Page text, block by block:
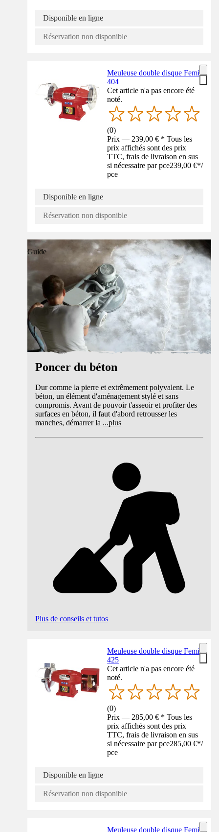
Disponible en ligne
Réservation non disponible
Meuleuse double disque Femi
404
Cet article n'a pas encore été
noté.
(0)
Prix — 239,00 € * Tous les
prix affichés sont des prix
TTC, frais de livraison en sus
si nécessaire par pce239,00 €*/
pce
Disponible en ligne
Réservation non disponible
Guide
Poncer du béton
Dur comme la pierre et extrêmement polyvalent. Le
béton, un élément d'aménagement stylé et sans
compromis. Avant de pouvoir t'asseoir et profiter des
surfaces en béton, il faut d'abord retrousser les
manches, démarrer la ...plus
Plus de conseils et tutos
Meuleuse double disque Femi
425
Cet article n'a pas encore été
noté.
(0)
Prix — 285,00 € * Tous les
prix affichés sont des prix
TTC, frais de livraison en sus
si nécessaire par pce285,00 €*/
pce
Disponible en ligne
Réservation non disponible
Meuleuse double disque Femi